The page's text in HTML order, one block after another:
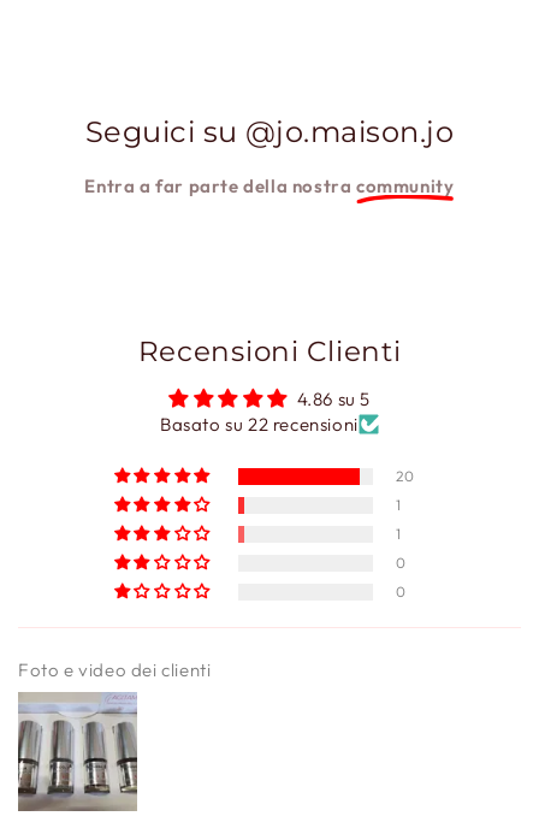
Seguici su @jo.maison.jo
Entra a far parte della nostracommunity
Recensioni Clienti
4.86 su 5
Basato su 22 recensioni
20
1
1
0
0
Foto e video dei clienti